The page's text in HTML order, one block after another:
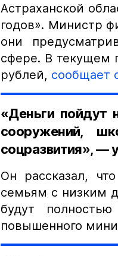
Астраханской
годов». Министр
они
сфере. В текущем
рублей, сообщает
«Деньги пойдут
сооружений,
соцразвития», —
Он рассказал,
семьям с низким
будут
повышенного